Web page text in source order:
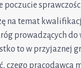
poczucie
na temat
prowadzących do
to w przyjaznej
czego pracodawca